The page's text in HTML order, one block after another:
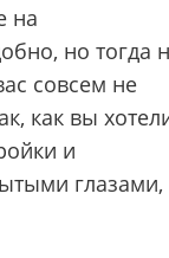
на
но тогда
совсем не
как вы
и
глазами,